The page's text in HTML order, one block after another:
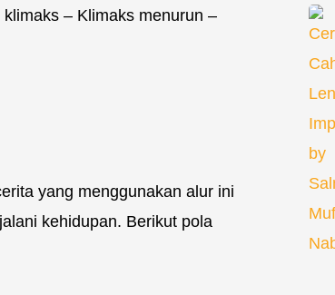
– Klimaks menurun –
yang menggunakan alur ini
kehidupan. Berikut pola